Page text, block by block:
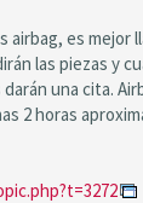
airbag, es mejor
las piezas y
una cita.
2 horas